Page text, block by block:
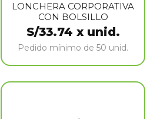
LONCHERA CORPORATIVA
CON BOLSILLO
S/33.74 x unid.
Pedido mínimo de 50 unid.